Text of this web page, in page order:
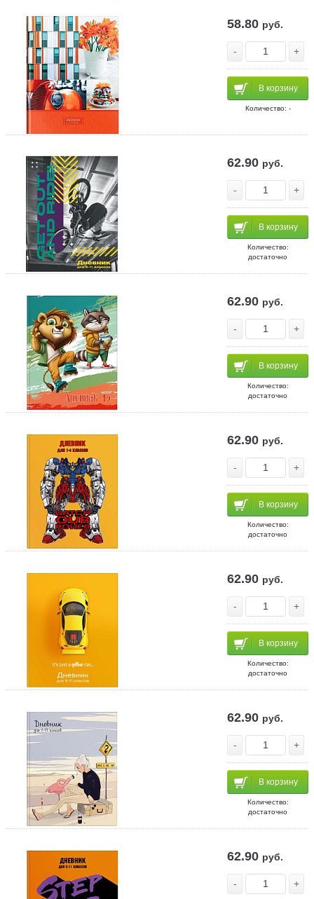
58.80 руб.
- +
В корзину
Количество: -
62.90 руб.
- +
В корзину
Количество:
достаточно
62.90 руб.
- +
В корзину
Количество:
достаточно
62.90 руб.
- +
В корзину
Количество:
достаточно
62.90 руб.
- +
В корзину
Количество:
достаточно
62.90 руб.
- +
В корзину
Количество:
достаточно
62.90 руб.
- +